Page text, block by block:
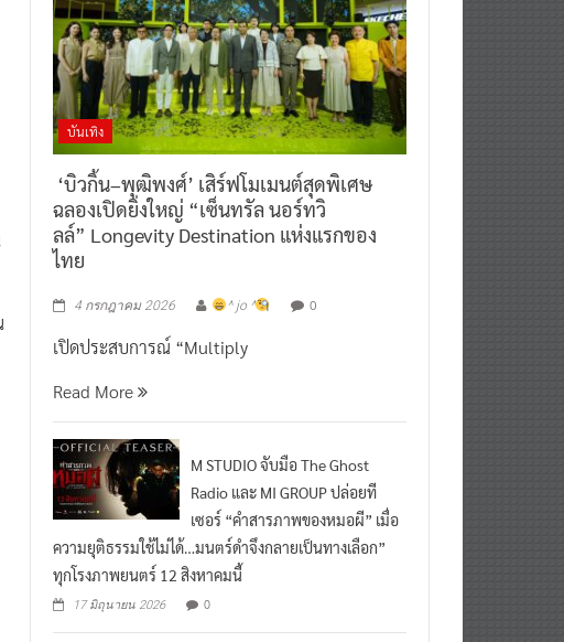
บันเทิง
‘บิวกิ้น–พุฒิพงศ์’ เสิร์ฟโมเมนต์สุดพิเศษ
ฉลองเปิดยิ่งใหญ่ “เซ็นทรัล นอร์ทวิ
ลล์” Longevity Destination แห่งแรกของ
ไทย
เปิดประสบการณ์ “Multiply
Radio และ MI GROUP ปล่อยที
เซอร์ “คำสารภาพของหมอผี” เมื่อ
ความยุติธรรมใช้ไม่ได้…มนตร์ดำจึงกลายเป็นทางเลือก”
ทุกโรงภาพยนตร์ 12 สิงหาคมนี้